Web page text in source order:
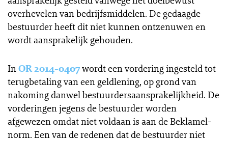
overhevelen van bedrijfsmiddelen. De gedaagde
bestuurder heeft dit niet kunnen ontzenuwen en
wordt aansprakelijk gehouden.
InOR 2014-0407wordt een vordering ingesteld tot
terugbetaling van een geldlening, op grond van
nakoming danwel bestuurdersaansprakelijkheid. De
vorderingen jegens de bestuurder worden
afgewezen omdat niet voldaan is aan de Beklamel-
norm. Een van de redenen dat de bestuurder niet